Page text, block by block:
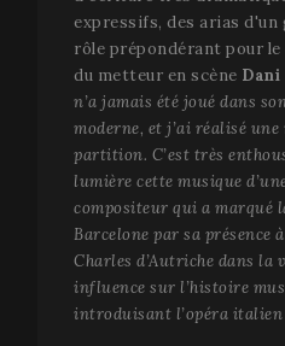
expressifs, des arias
rôle prépondérant pour
du metteur en scène Dani
n’a jamais été joué dans
moderne, et j’ai réalisé
partition. C’est très
lumière cette musique
compositeur qui a marqué
Barcelone par sa présence
Charles d’Autriche dans la
influence sur l’histoire
introduisant l’opéra italien